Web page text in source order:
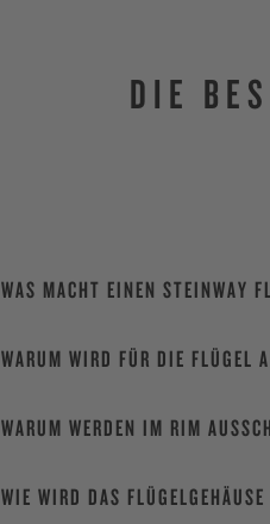
DIE
WAS MACHT EINEN STEINWAY
WARUM WIRD FÜR DIE FLÜGEL
WARUM WERDEN IM RIM
WIE WIRD DAS